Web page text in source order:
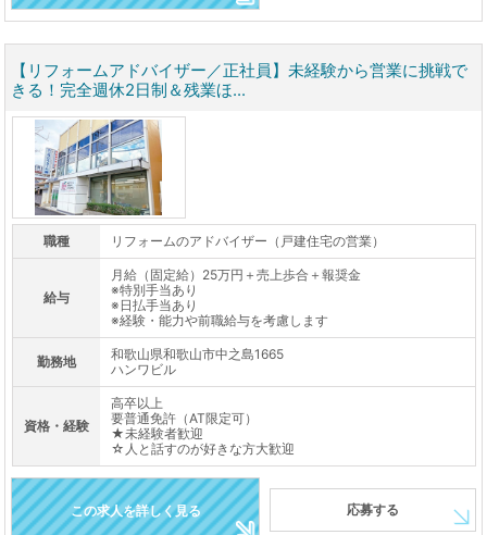
【リフォームアドバイザー／正社員】未経験から営業に挑戦で
きる！完全週休2日制＆残業ほ...
職種 リフォームのアドバイザー（戸建住宅の営業）
給与
月給（固定給）25万円＋売上歩合＋報奨金
※特別手当あり
※日払手当あり
※経験・能力や前職給与を考慮します
勤務地
和歌山県和歌山市中之島1665
ハンワビル
資格・経験
高卒以上
要普通免許（AT限定可）
★未経験者歓迎
☆人と話すのが好きな方大歓迎
この求人を詳しく見る 応募する